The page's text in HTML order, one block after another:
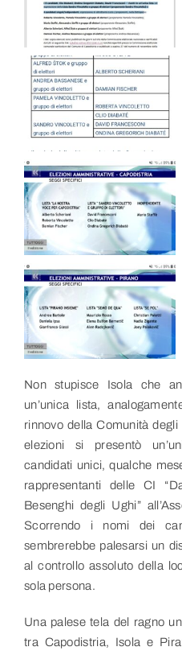
Non stupisce Isola che
un’unica lista,
rinnovo della Comunità degli
elezioni si presentò
candidati unici, qualche
rappresentanti delle CI
Besenghi degli Ughi”
Scorrendo i nomi dei
sembrerebbe palesarsi un
al controllo assoluto della
sola persona.
Una palese tela del ragno
tra Capodistria, Isola e